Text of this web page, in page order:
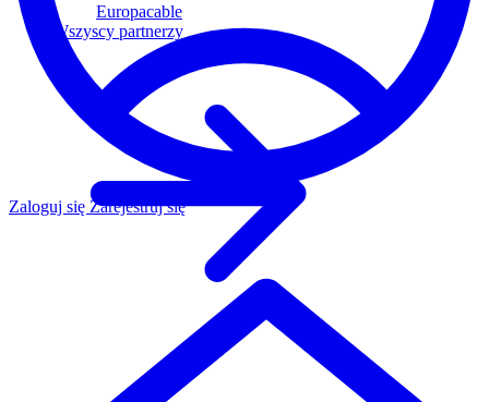
Europacable
Wszyscy partnerzy
Zaloguj się Zarejestruj się